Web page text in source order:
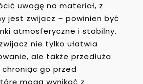
uwagę na materiał, z
jest zwijacz – powinien być
atmosferyczne i stabilny.
nie tylko ułatwia
ale także przedłuża
chroniąc go przed
mogą wynikać z